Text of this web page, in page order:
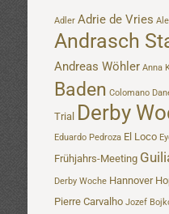
Adler Adrie de Vries
Andrasch
Andreas Wöhler Anna
Baden Colomano
Trial Derby
Eduardo Pedroza El Loco
Frühjahrs-Meeting
Derby Woche Hannover
Pierre Carvalho Jozef